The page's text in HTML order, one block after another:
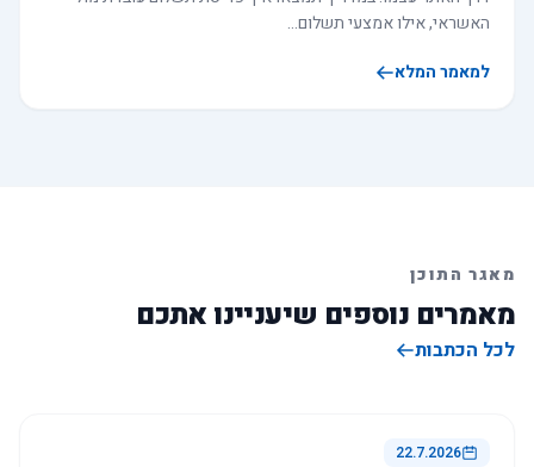
האשראי, אילו אמצעי תשלום…
למאמר המלא
מאגר התוכן
מאמרים נוספים שיעניינו אתכם
לכל הכתבות
22.7.2026